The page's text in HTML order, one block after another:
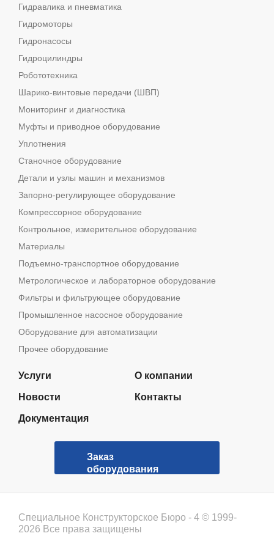
Гидравлика и пневматика
Гидромоторы
Гидронасосы
Гидроцилиндры
Робототехника
Шарико-винтовые передачи (ШВП)
Мониторинг и диагностика
Муфты и приводное оборудование
Уплотнения
Станочное оборудование
Детали и узлы машин и механизмов
Запорно-регулирующее оборудование
Компрессорное оборудование
Контрольное, измерительное оборудование
Материалы
Подъемно-транспортное оборудование
Метрологическое и лабораторное оборудование
Фильтры и фильтрующее оборудование
Промышленное насосное оборудование
Оборудование для автоматизации
Прочее оборудование
Услуги О компании
Новости Контакты
Документация
Заказ
оборудования
Специальное Конструкторское Бюро - 4 © 1999-
2026 Все права защищены